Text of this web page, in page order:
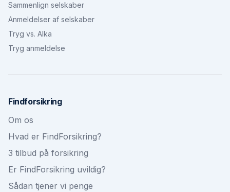
Sammenlign selskaber
Anmeldelser af selskaber
Tryg vs. Alka
Tryg anmeldelse
Findforsikring
Om os
Hvad er FindForsikring?
3 tilbud på forsikring
Er FindForsikring uvildig?
Sådan tjener vi penge